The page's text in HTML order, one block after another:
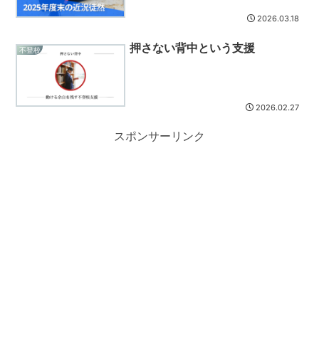
2026.03.18
不登校 押さない背中という支援
2026.02.27
スポンサーリンク